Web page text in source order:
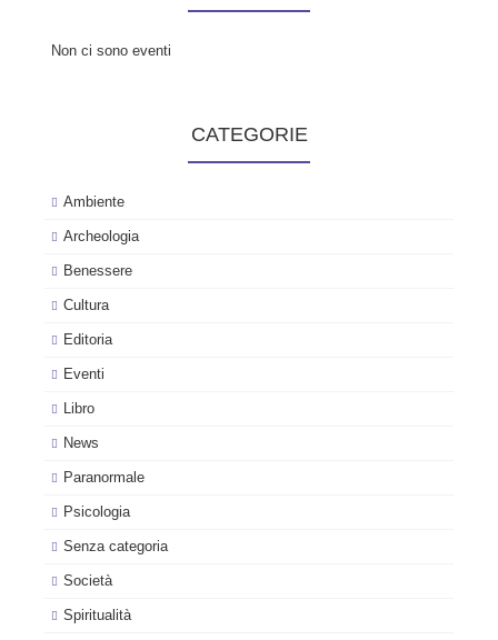
Non ci sono eventi
CATEGORIE
Ambiente
Archeologia
Benessere
Cultura
Editoria
Eventi
Libro
News
Paranormale
Psicologia
Senza categoria
Società
Spiritualità